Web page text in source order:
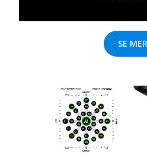
SE MER